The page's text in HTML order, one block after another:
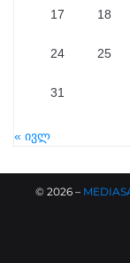
17 18
24 25
31
« ივლ
© 2026–